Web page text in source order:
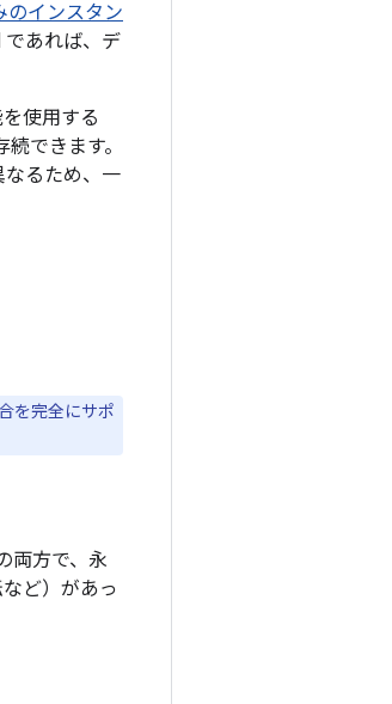
のインスタン
であれば、デ
使用する
できます。
なるため、一
を完全にサポ
両方で、永
ど）があっ